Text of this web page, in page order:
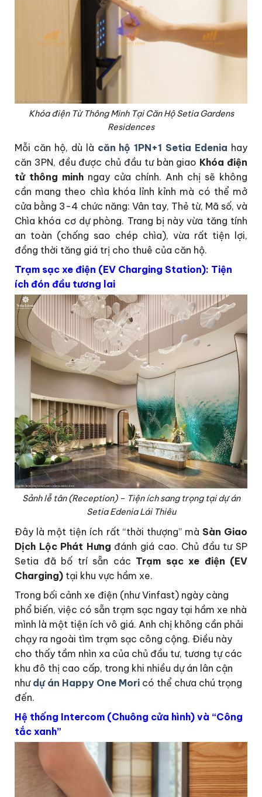
Khóa điện Từ Thông Minh Tại Căn Hộ Setia Gardens
Residences
Mỗi căn hộ, dù là căn hộ 1PN+1 Setia Edenia hay
căn 3PN, đều được chủ đầu tư bàn giao Khóa điện
tử thông minh ngay cửa chính. Anh chị sẽ không
cần mang theo chìa khóa lỉnh kỉnh mà có thể mở
cửa bằng 3-4 chức năng: Vân tay, Thẻ từ, Mã số, và
Chìa khóa cơ dự phòng. Trang bị này vừa tăng tính
an toàn (chống sao chép chìa), vừa rất tiện lợi,
đồng thời tăng giá trị cho thuê của căn hộ.
Trạm sạc xe điện (EV Charging Station): Tiện
ích đón đầu tương lai
Sảnh lễ tân (Reception) – Tiện ích sang trọng tại dự án
Setia Edenia Lái Thiêu
Đây là một tiện ích rất “thời thượng” mà Sàn Giao
Dịch Lộc Phát Hưng đánh giá cao. Chủ đầu tư SP
Setia đã bố trí sẵn các Trạm sạc xe điện (EV
Charging) tại khu vực hầm xe.
Trong bối cảnh xe điện (như Vinfast) ngày càng
phổ biến, việc có sẵn trạm sạc ngay tại hầm xe nhà
mình là một tiện ích vô giá. Anh chị không cần phải
chạy ra ngoài tìm trạm sạc công cộng. Điều này
cho thấy tầm nhìn xa của chủ đầu tư, tương tự các
khu đô thị cao cấp, trong khi nhiều dự án lân cận
như dự án Happy One Mori có thể chưa chú trọng
đến.
Hệ thống Intercom (Chuông cửa hình) và “Công
tắc xanh”